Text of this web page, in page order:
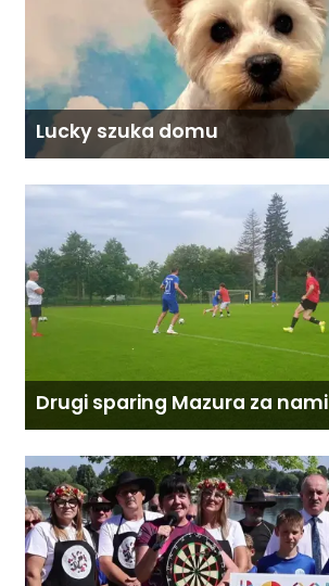
Lucky szuka domu
Drugi sparing Mazura za nami